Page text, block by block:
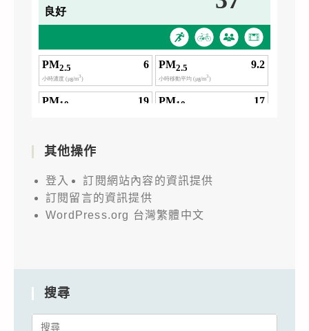
其他操作
登入
訂閱網站內容的資訊提供
訂閱留言的資訊提供
WordPress.org 台灣繁體中文
搜尋
Search